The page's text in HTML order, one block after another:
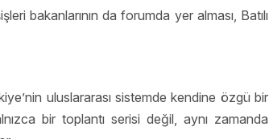
bakanlarının da forumda yer alması, Batılı
uluslararası sistemde kendine özgü bir
bir toplantı serisi değil, aynı zamanda